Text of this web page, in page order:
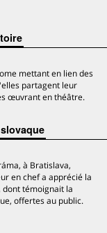
mettant en lien des
partagent leur
œuvrant en théâtre.
à Bratislava,
en chef a apprécié la
témoignait la
offertes au public.